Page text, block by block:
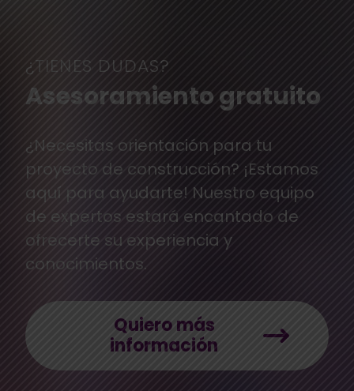
¿TIENES DUDAS?
Asesoramiento gratuito
¿Necesitas orientación para tu
proyecto de construcción? ¡Estamos
aquí para ayudarte! Nuestro equipo
de expertos estará encantado de
ofrecerte su experiencia y
conocimientos.
Quiero más
información